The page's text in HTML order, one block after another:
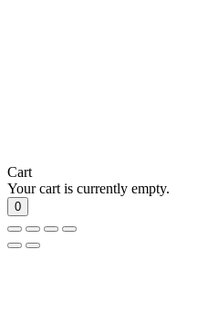
Cart
Your cart is currently empty.
0